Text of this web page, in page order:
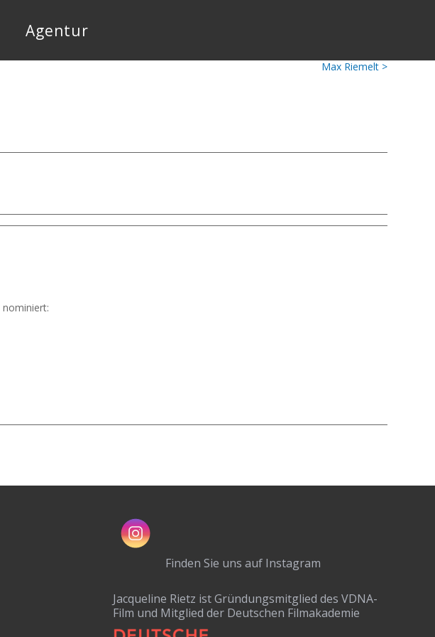
Agentur
Max Riemelt >
nominiert:
Finden Sie uns auf Instagram
Jacqueline Rietz ist Gründungsmitglied des VDNA-
Film und Mitglied der Deutschen Filmakademie